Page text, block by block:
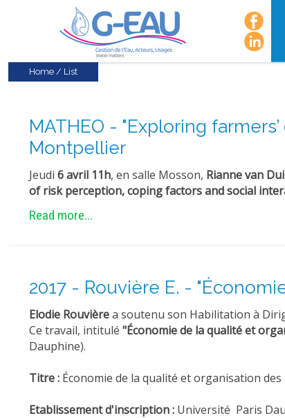
Home / List
MATHEO - "Exploring
Montpellier
Jeudi 6 avril 11h, en salle Mosson, Rianne van
of risk perception, coping factors and social
Read more...
2017 - Rouvière E. -
Elodie Rouvièrea soutenu son Habilitation à
Ce travail, intitulé "Économie de la qualité et
Dauphine).
Titre : Économie de la qualité et organisation
Etablissement d'inscription : Université Paris